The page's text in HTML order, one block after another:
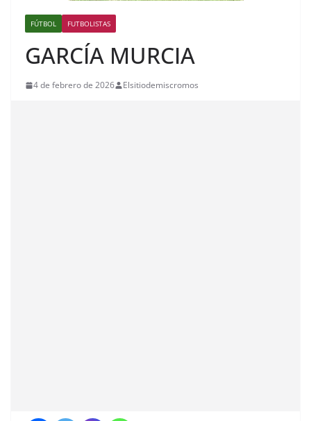
FÚTBOL FUTBOLISTAS
GARCÍA MURCIA
4 de febrero de 2026 Elsitiodemiscromos